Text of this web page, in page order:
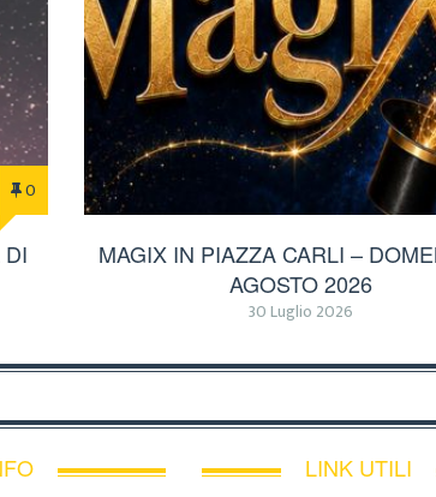
0
DI
MAGIX IN PIAZZA CARLI –
AGOSTO 2026
30 Luglio 2026
LINK UTILI